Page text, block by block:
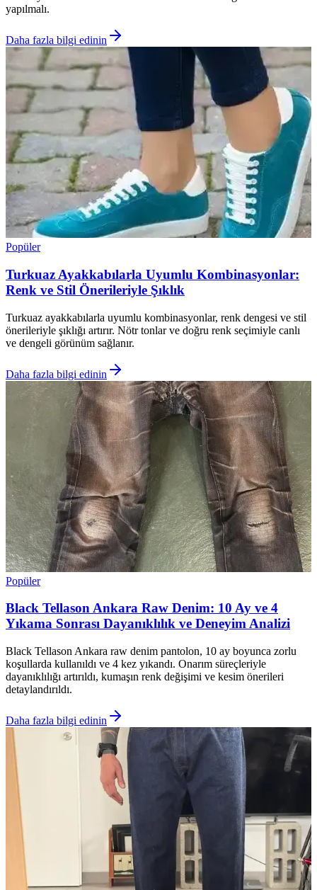
yapılmalı.
Daha fazla bilgi edinin
Popüler
Turkuaz Ayakkabılarla Uyumlu Kombinasyonlar:
Renk ve Stil Önerileriyle Şıklık
Turkuaz ayakkabılarla uyumlu kombinasyonlar, renk dengesi ve stil
önerileriyle şıklığı artırır. Nötr tonlar ve doğru renk seçimiyle canlı
ve dengeli görünüm sağlanır.
Daha fazla bilgi edinin
Popüler
Black Tellason Ankara Raw Denim: 10 Ay ve 4
Yıkama Sonrası Dayanıklılık ve Deneyim Analizi
Black Tellason Ankara raw denim pantolon, 10 ay boyunca zorlu
koşullarda kullanıldı ve 4 kez yıkandı. Onarım süreçleriyle
dayanıklılığı artırıldı, kumaşın renk değişimi ve kesim önerileri
detaylandırıldı.
Daha fazla bilgi edinin